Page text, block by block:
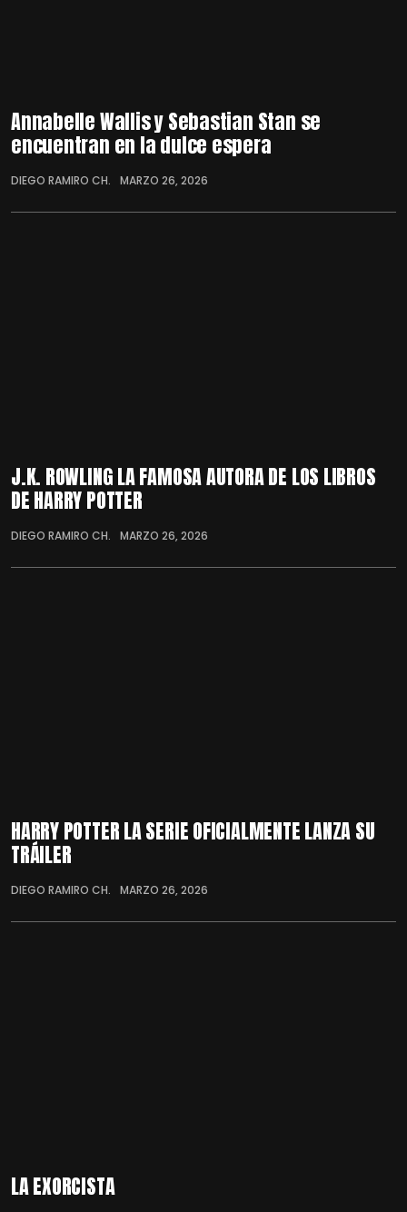
Annabelle Wallis y Sebastian Stan se
encuentran en la dulce espera
DIEGO RAMIRO CH. MARZO 26, 2026
J.K. ROWLING LA FAMOSA AUTORA DE LOS LIBROS
DE HARRY POTTER
DIEGO RAMIRO CH. MARZO 26, 2026
HARRY POTTER LA SERIE OFICIALMENTE LANZA SU
TRÁILER
DIEGO RAMIRO CH. MARZO 26, 2026
LA EXORCISTA